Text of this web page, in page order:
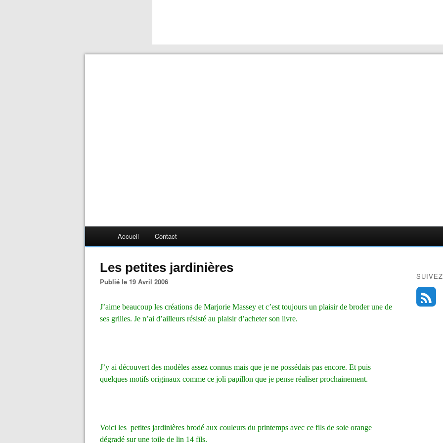
Accueil Contact
Les petites jardinières
Publié le 19 Avril 2006
J’aime beaucoup les créations de Marjorie Massey et c’est toujours un plaisir de broder une de
ses grilles. Je n’ai d’ailleurs résisté au plaisir d’acheter son livre.
J’y ai découvert des modèles assez connus mais que je ne possédais pas encore. Et puis
quelques motifs originaux comme ce joli papillon que je pense réaliser prochainement.
Voici les petites jardinières brodé aux couleurs du printemps avec ce fils de soie orange
dégradé sur une toile de lin 14 fils.